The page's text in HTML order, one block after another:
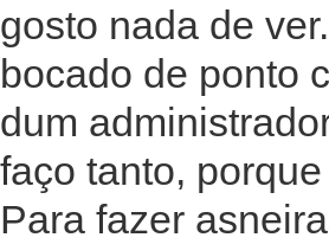
gosto nada de
bocado de ponto
dum
faço tanto,
Para fazer